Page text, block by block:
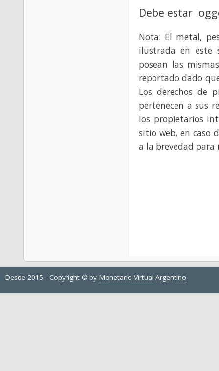
Debe estar
Nota: El metal,
ilustrada en este
posean las
reportado dado
Los derechos de
pertenecen a sus
los propietarios
sitio web, en caso
a la brevedad para
Desde 2015 - Copyright © by Monetario Virtual Argentino